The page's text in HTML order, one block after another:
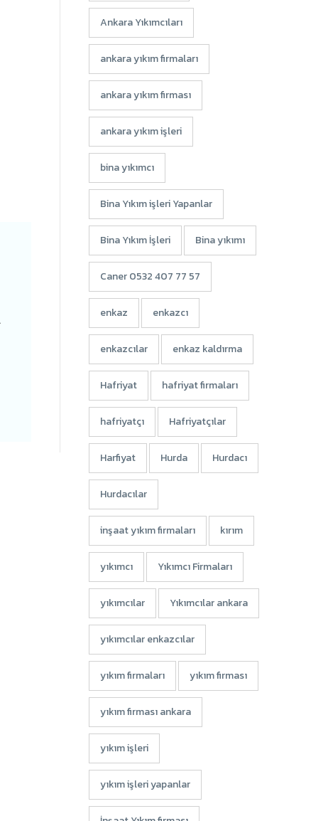
Ankara Yıkımcıları
ankara yıkım firmaları
ankara yıkım firması
ankara yıkım işleri
bina yıkımcı
Bina Yıkım işleri Yapanlar
Bina Yıkım İşleri Bina yıkımı
Caner 0532 407 77 57
enkaz enkazcı
enkazcılar enkaz kaldırma
Hafriyat hafriyat firmaları
hafriyatçı Hafriyatçılar
Harfiyat Hurda Hurdacı
Hurdacılar
inşaat yıkım firmaları kırım
yıkımcı Yıkımcı Firmaları
yıkımcılar Yıkımcılar ankara
yıkımcılar enkazcılar
yıkım firmaları yıkım firması
yıkım firması ankara
yıkım işleri
yıkım işleri yapanlar